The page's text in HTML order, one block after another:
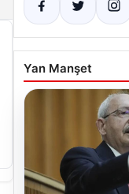
Yan Manşet